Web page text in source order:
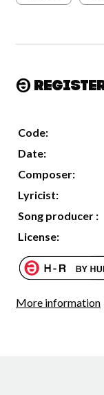
Code:
Date:
Composer:
Lyricist:
Song producer :
License:
More information